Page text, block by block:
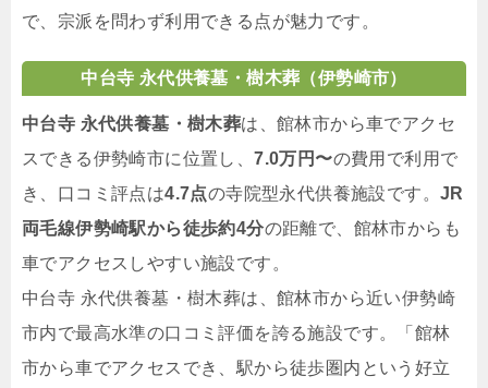
で、宗派を問わず利用できる点が魅力です。
中台寺 永代供養墓・樹木葬（伊勢崎市）
中台寺 永代供養墓・樹木葬は、館林市から車でアクセ
スできる伊勢崎市に位置し、7.0万円〜の費用で利用で
き、口コミ評点は4.7点の寺院型永代供養施設です。JR
両毛線伊勢崎駅から徒歩約4分の距離で、館林市からも
車でアクセスしやすい施設です。
中台寺 永代供養墓・樹木葬は、館林市から近い伊勢崎
市内で最高水準の口コミ評価を誇る施設です。「館林
市から車でアクセスでき、駅から徒歩圏内という好立